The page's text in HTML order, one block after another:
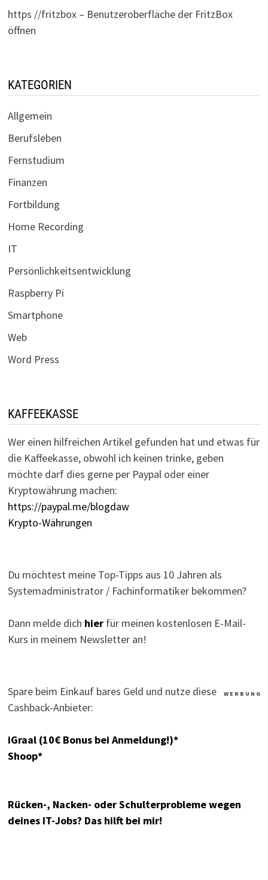
https //fritzbox – Benutzeroberfläche der FritzBox
öffnen
KATEGORIEN
Allgemein
Berufsleben
Fernstudium
Finanzen
Fortbildung
Home Recording
IT
Persönlichkeitsentwicklung
Raspberry Pi
Smartphone
Web
Word Press
KAFFEEKASSE
Wer einen hilfreichen Artikel gefunden hat und etwas für
die Kaffeekasse, obwohl ich keinen trinke, geben
möchte darf dies gerne per Paypal oder einer
Kryptowährung machen:
https://paypal.me/blogdaw
Krypto-Währungen
Du möchtest meine Top-Tipps aus 10 Jahren als
Systemadministrator / Fachinformatiker bekommen?
Dann melde dich hierfür meinen kostenlosen E-Mail-
Kurs in meinem Newsletter an!
W E R B U N G
Spare beim Einkauf bares Geld und nutze diese
Cashback-Anbieter:
iGraal (10€ Bonus bei Anmeldung!)*
Shoop*
Rücken-, Nacken- oder Schulterprobleme wegen
deines IT-Jobs? Das hilft bei mir!